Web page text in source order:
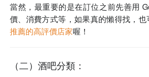
當然，最重要的是在訂位之前先善用
價、消費方式等，如果真的懶得找，也
推薦的高評價店家喔！
（二）酒吧分類：